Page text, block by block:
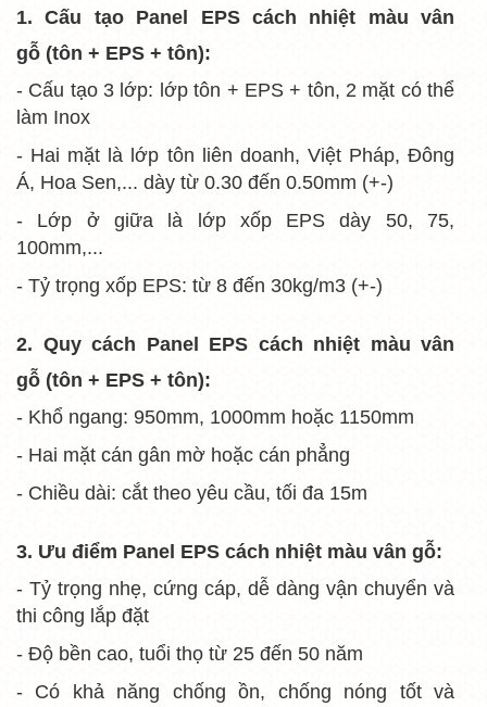
1. Cấu tạo Panel EPS cách nhiệt màu vân
gỗ (tôn + EPS + tôn):
- Cấu tạo 3 lớp: lớp tôn + EPS + tôn, 2 mặt có thể
làm Inox
- Hai mặt là lớp tôn liên doanh, Việt Pháp, Đông
Á, Hoa Sen,... dày từ 0.30 đến 0.50mm (+-)
- Lớp ở giữa là lớp xốp EPS dày 50, 75,
100mm,...
- Tỷ trọng xốp EPS: từ 8 đến 30kg/m3 (+-)
2. Quy cách Panel EPS cách nhiệt màu vân
gỗ (tôn + EPS + tôn):
- Khổ ngang: 950mm, 1000mm hoặc 1150mm
- Hai mặt cán gân mờ hoặc cán phẳng
- Chiều dài: cắt theo yêu cầu, tối đa 15m
3. Ưu điểm Panel EPS cách nhiệt màu vân gỗ:
- Tỷ trọng nhẹ, cứng cáp, dễ dàng vận chuyển và
thi công lắp đặt
- Độ bền cao, tuổi thọ từ 25 đến 50 năm
- Có khả năng chống ồn, chống nóng tốt và